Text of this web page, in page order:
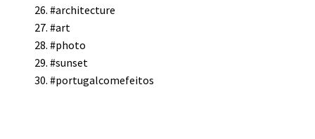
#architecture
#art
#photo
#sunset
#portugalcomefeitos